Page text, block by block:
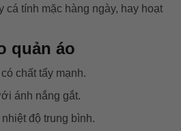
cá tính mặc hàng ngày, hay hoạt
quản áo
chất tẩy mạnh.
ánh nắng gắt.
độ trung bình.